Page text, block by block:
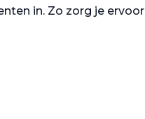
in. Zo zorg je ervoor